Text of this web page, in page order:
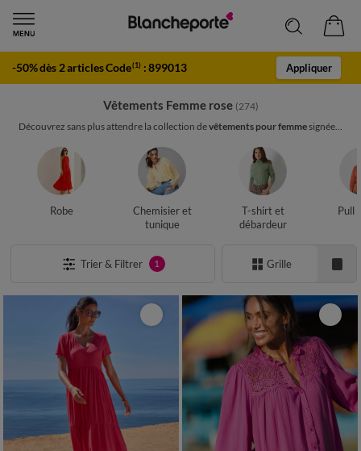
-50% dès 2 articles Code(1) :899013 Appliquer
Vêtements Femme rose (274)
Découvrez sans plus attendre la collection devêtements pour femmesignée...
Robe
Chemisier et
tunique
T-shirt et
débardeur
Pull
Trier & Filtrer 1 Grille